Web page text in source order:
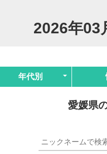
2026年03
年代別
愛媛県